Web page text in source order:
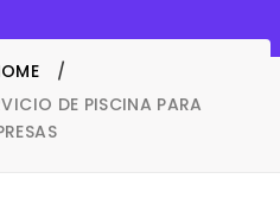
DE PISCINA PARA